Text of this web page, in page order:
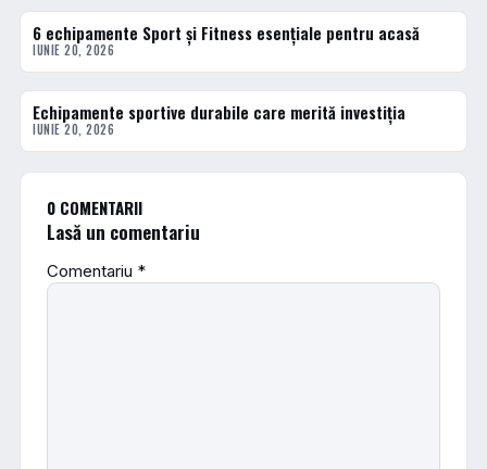
ACTUALE
6 echipamente Sport și Fitness esențiale pentru acasă
IUNIE 20, 2026
ACTUALE
Echipamente sportive durabile care merită investiția
IUNIE 20, 2026
0 COMENTARII
Lasă un comentariu
Comentariu *